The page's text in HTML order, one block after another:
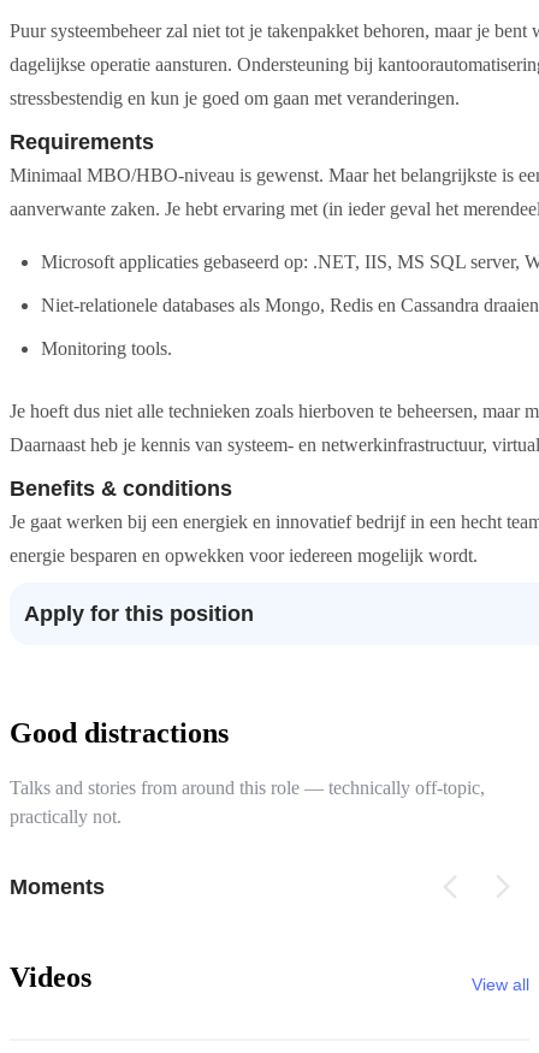
Puur systeembeheer zal niet tot je takenpakket behoren, maar je
dagelijkse operatie aansturen. Ondersteuning bij
stressbestendig en kun je goed om gaan met veranderingen.
Requirements
Minimaal MBO/HBO-niveau is gewenst. Maar het belangrijkste is
aanverwante zaken. Je hebt ervaring met (in ieder geval het
Microsoft applicaties gebaseerd op: .NET, IIS, MS SQL server,
Niet-relationele databases als Mongo, Redis en Cassandra
Monitoring tools.
Je hoeft dus niet alle technieken zoals hierboven te beheersen,
Daarnaast heb je kennis van systeem- en netwerkinfrastructuur,
Benefits & conditions
Je gaat werken bij een energiek en innovatief bedrijf in een hecht
energie besparen en opwekken voor iedereen mogelijk wordt.
Apply for this position
Good distractions
Talks and stories from around this role — technically off-topic,
practically not.
Moments
Videos View all